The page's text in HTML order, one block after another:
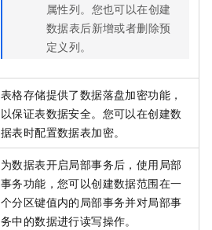
属性列。您也可以在创建
数据表后新增或者删除预
定义列。
表格存储提供了数据落盘加密功能，
以保证表数据安全。您可以在创建数
据表时配置数据表加密。
为数据表开启局部事务后，使用局部
事务功能，您可以创建数据范围在一
个分区键值内的局部事务并对局部事
务中的数据进行读写操作。